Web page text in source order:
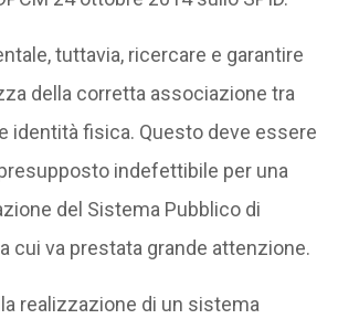
tuttavia, ricercare e garantire
della corretta associazione tra
identità fisica. Questo deve essere
indefettibile per una
del Sistema Pubblico di
cui va prestata grande attenzione.
realizzazione di un sistema